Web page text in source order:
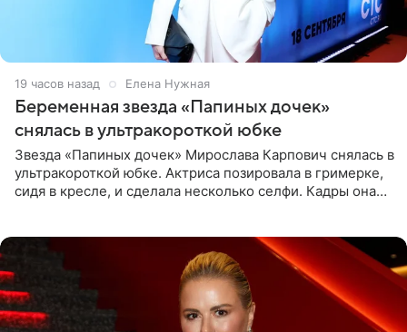
19 часов назад Елена Нужная
Беременная звезда «Папиных дочек»
снялась в ультракороткой юбке
Звезда «Папиных дочек» Мирослава Карпович снялась в
ультракороткой юбке. Актриса позировала в гримерке,
сидя в кресле, и сделала несколько селфи. Кадры она